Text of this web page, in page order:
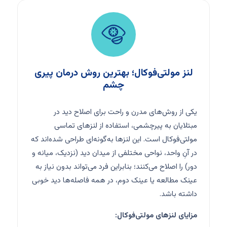
لنز مولتی‌فوکال؛ بهترین روش درمان پیری
چشم
یکی از روش‌های مدرن و راحت برای اصلاح دید در
مبتلایان به پیرچشمی، استفاده از لنزهای تماسی
مولتی‌فوکال است. این لنزها به‌گونه‌ای طراحی شده‌اند که
در آنِ واحد، نواحی مختلفی از میدان دید (نزدیک، میانه و
دور) را اصلاح می‌کنند؛ بنابراین فرد می‌تواند بدون نیاز به
عینک مطالعه یا عینک دوم، در همه فاصله‌ها دید خوبی
داشته باشد.
مزایای لنزهای مولتی‌فوکال: